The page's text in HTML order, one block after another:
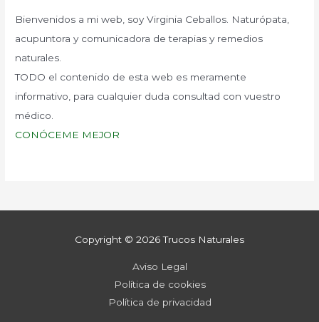
Bienvenidos a mi web, soy Virginia Ceballos. Naturópata,
acupuntora y comunicadora de terapias y remedios
naturales.
TODO el contenido de esta web es meramente
informativo, para cualquier duda consultad con vuestro
médico.
CONÓCEME MEJOR
Copyright © 2026Trucos Naturales
Aviso Legal
Política de cookies
Política de privacidad